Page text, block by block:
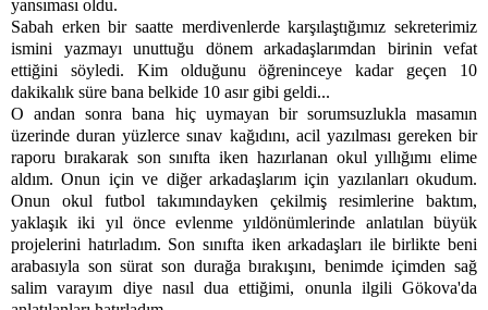
yansıması oldu.
Sabah erken bir saatte merdivenlerde karşılaştığımız sekreterimiz
ismini yazmayı unuttuğu dönem arkadaşlarımdan birinin vefat
ettiğini söyledi. Kim olduğunu öğreninceye kadar geçen 10
dakikalık süre bana belkide 10 asır gibi geldi...
O andan sonra bana hiç uymayan bir sorumsuzlukla masamın
üzerinde duran yüzlerce sınav kağıdını, acil yazılması gereken bir
raporu bırakarak son sınıfta iken hazırlanan okul yıllığımı elime
aldım. Onun için ve diğer arkadaşlarım için yazılanları okudum.
Onun okul futbol takımındayken çekilmiş resimlerine baktım,
yaklaşık iki yıl önce evlenme yıldönümlerinde anlatılan büyük
projelerini hatırladım. Son sınıfta iken arkadaşları ile birlikte beni
arabasıyla son sürat son durağa bırakışını, benimde içimden sağ
salim varayım diye nasıl dua ettiğimi, onunla ilgili Gökova'da